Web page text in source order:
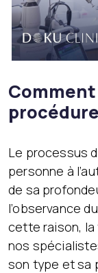
Le processus
personne à
de sa
l’observance
cette raison, la
nos
son type et sa